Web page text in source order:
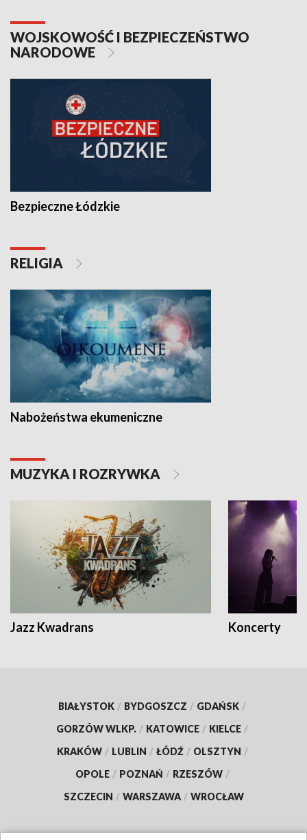
WOJSKOWOŚĆ I BEZPIECZEŃSTWO
NARODOWE
Bezpieczne Łódzkie
RELIGIA
Nabożeństwa ekumeniczne
MUZYKA I ROZRYWKA
Jazz Kwadrans Koncerty
BIAŁYSTOK / BYDGOSZCZ / GDAŃSK /
GORZÓW WLKP. / KATOWICE / KIELCE /
KRAKÓW / LUBLIN / ŁÓDŹ / OLSZTYN /
OPOLE / POZNAŃ / RZESZÓW /
SZCZECIN / WARSZAWA / WROCŁAW